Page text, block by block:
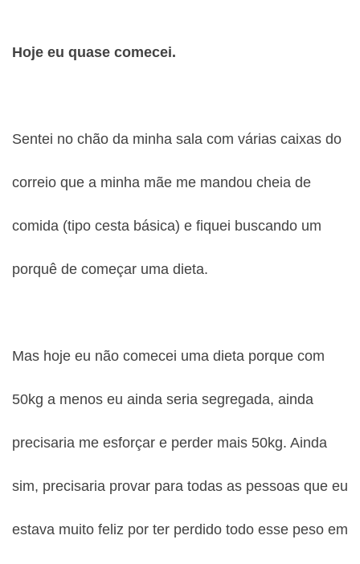
Hoje eu quase comecei.
Sentei no chão da minha sala com várias caixas do
correio que a minha mãe me mandou cheia de
comida (tipo cesta básica) e fiquei buscando um
porquê de começar uma dieta.
Mas hoje eu não comecei uma dieta porque com
50kg a menos eu ainda seria segregada, ainda
precisaria me esforçar e perder mais 50kg. Ainda
sim, precisaria provar para todas as pessoas que eu
estava muito feliz por ter perdido todo esse peso em